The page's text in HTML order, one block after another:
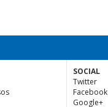
SOCIAL
Twitter
Facebook
Google+